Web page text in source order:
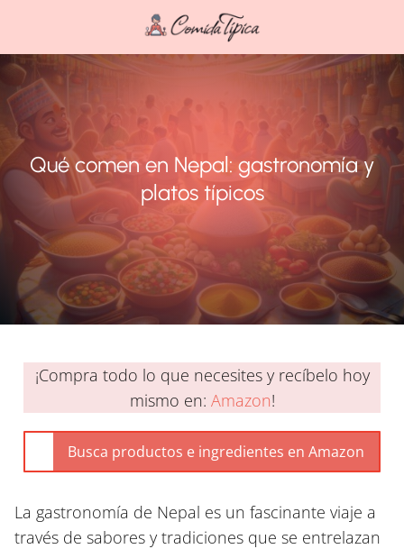
Qué comen en Nepal: gastronomía y
platos típicos
¡Compra todo lo que necesites y recíbelo hoy
mismo en: Amazon!
La gastronomía de Nepal es un fascinante viaje a
través de sabores y tradiciones que se entrelazan